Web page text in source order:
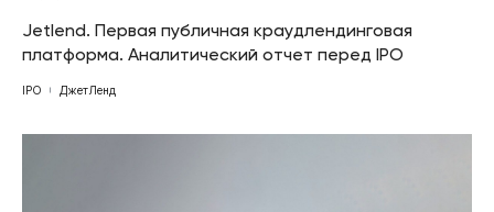
Jetlend. Первая публичная краудлендинговая
платформа. Аналитический отчет перед IPO
IPO ДжетЛенд